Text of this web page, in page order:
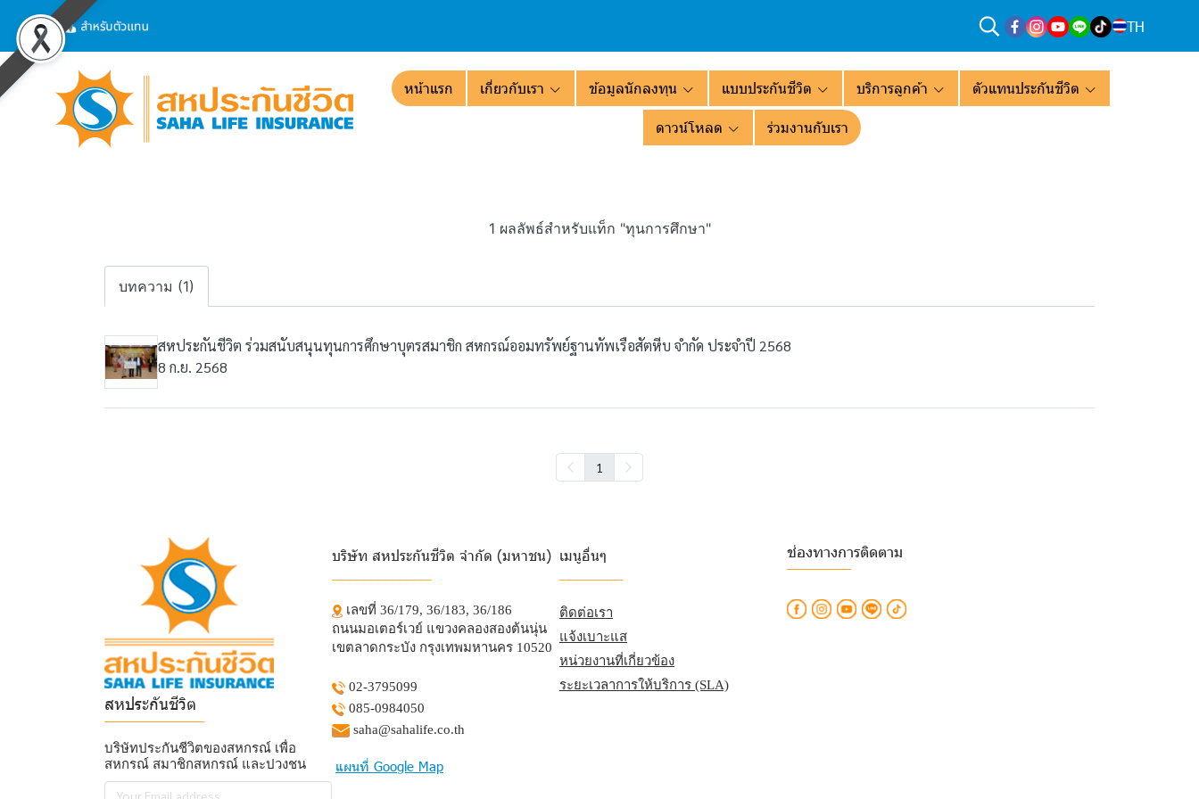
TH
หน้าแรก เกี่ยวกับเรา ข้อมูลนักลงทุน แบบประกันชีวิต บริการลูกค้า ตัวแทนประกันชีวิต
ดาวน์โหลด ร่วมงานกับเรา
1 ผลลัพธ์สำหรับแท็ก "ทุนการศึกษา"
บทความ (1)
สหประกันชีวิต ร่วมสนับสนุนทุนการศึกษาบุตรสมาชิก สหกรณ์ออมทรัพย์ฐานทัพเรือสัตหีบ จำกัด ประจำปี 2568
8 ก.ย. 2568
1
สหประกันชีวิต
บริษัทประกันชีวิตของสหกรณ์ เพื่อ
สหกรณ์ สมาชิกสหกรณ์ และปวงชน
บริษัท สหประกันชีวิต จำกัด (มหาชน)
เลขที่ 36/179, 36/183, 36/186
ถนนมอเตอร์เวย์ แขวงคลองสองต้นนุ่น
เขตลาดกระบัง กรุงเทพมหานคร 10520
02-3795099
085-0984050
saha@sahalife.co.th
แผนที่ Google Map
เมนูอื่นๆ
ติดต่อเรา
แจ้งเบาะแส
หน่วยงานที่เกี่ยวข้อง
ระยะเวลาการให้บริการ (SLA)
ช่องทางการติดตาม